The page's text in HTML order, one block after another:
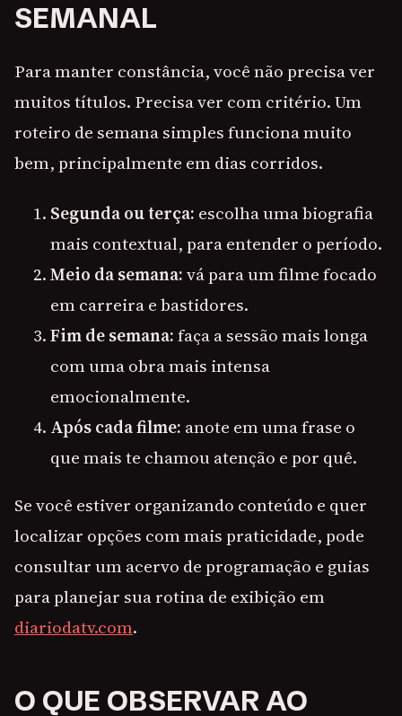
SEMANAL
Para manter constância, você não precisa ver
muitos títulos. Precisa ver com critério. Um
roteiro de semana simples funciona muito
bem, principalmente em dias corridos.
Segunda ou terça: escolha uma biografia
mais contextual, para entender o período.
Meio da semana:vá para um filme focado
em carreira e bastidores.
Fim de semana:faça a sessão mais longa
com uma obra mais intensa
emocionalmente.
Após cada filme: anote em uma frase o
que mais te chamou atenção e por quê.
Se você estiver organizando conteúdo e quer
localizar opções com mais praticidade, pode
consultar um acervo de programação e guias
para planejar sua rotina de exibição em
diariodatv.com.
O QUE OBSERVAR AO